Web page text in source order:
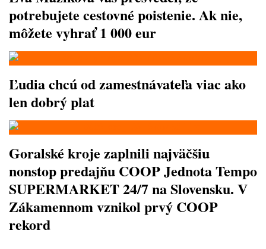
potrebujete cestovné poistenie. Ak nie,
môžete vyhrať 1 000 eur
Ľudia chcú od zamestnávateľa viac ako
len dobrý plat
Goralské kroje zaplnili najväčšiu
nonstop predajňu COOP Jednota Tempo
SUPERMARKET 24/7 na Slovensku. V
Zákamennom vznikol prvý COOP
rekord